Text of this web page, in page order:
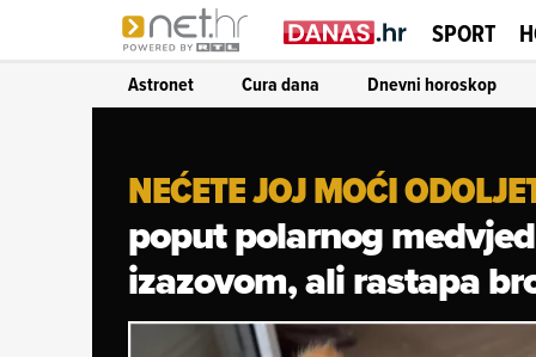
SPORT
Astronet Cura dana Dnevni horoskop
NEĆETE JOJ MOĆI
poput polarnog
izazovom, ali rastapa